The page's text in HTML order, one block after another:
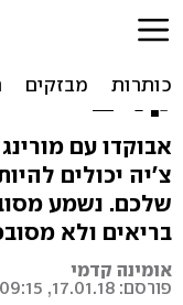
איך
קלים
אבוקדו עם
צ'יה יכולים
שלכם. נשמע
בריאים ולא
אומינה קדמי
פורסם: 17.01.18, 09:15